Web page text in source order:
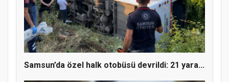
Samsun’da özel halk otobüsü devrildi: 21 yara...